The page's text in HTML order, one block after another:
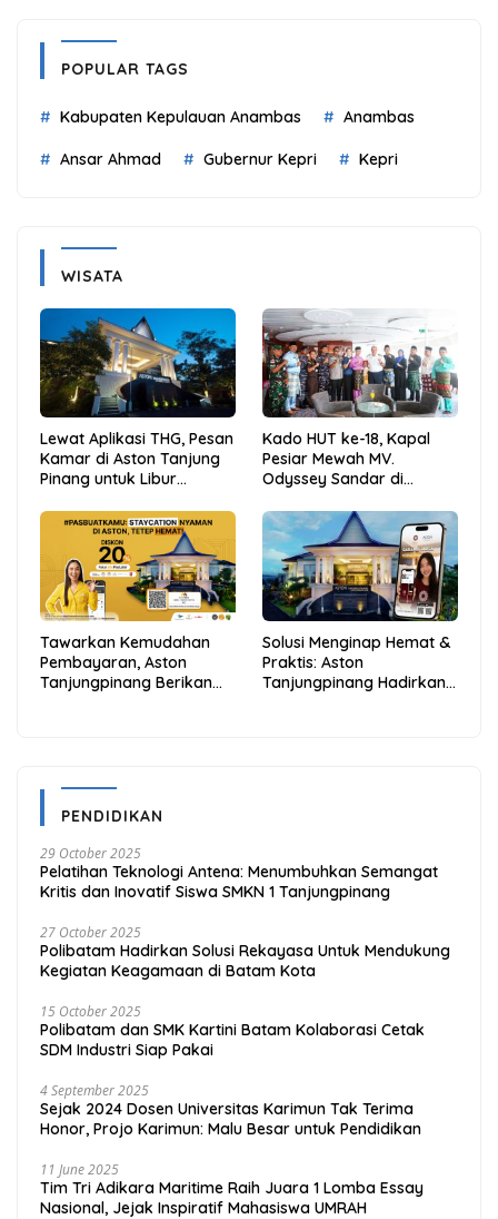
POPULAR TAGS
Kabupaten Kepulauan Anambas Anambas
Ansar Ahmad Gubernur Kepri Kepri
WISATA
Lewat Aplikasi THG, Pesan
Kamar di Aston Tanjung
Pinang untuk Libur
dan Hemat
Kado HUT ke-18, Kapal
Pesiar Mewah MV.
Odyssey Sandar di
Anambas Siap Mendunia
Tawarkan Kemudahan
Pembayaran, Aston
Tanjungpinang Berikan
Solusi Menginap Hemat &
Praktis: Aston
Tanjungpinang Hadirkan
PENDIDIKAN
29 October 2025
Pelatihan Teknologi Antena: Menumbuhkan Semangat
Kritis dan Inovatif Siswa SMKN 1 Tanjungpinang
27 October 2025
Polibatam Hadirkan Solusi Rekayasa Untuk Mendukung
Kegiatan Keagamaan di Batam Kota
15 October 2025
Polibatam dan SMK Kartini Batam Kolaborasi Cetak
SDM Industri Siap Pakai
4 September 2025
Sejak 2024 Dosen Universitas Karimun Tak Terima
Honor, Projo Karimun: Malu Besar untuk Pendidikan
11 June 2025
Tim Tri Adikara Maritime Raih Juara 1 Lomba Essay
Nasional, Jejak Inspiratif Mahasiswa UMRAH